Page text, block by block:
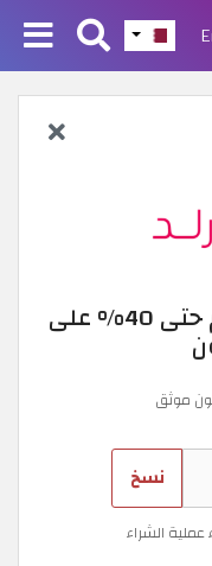
كوبون ممزورلد قطر: خصم حتى 40% على
موثق
نسخ
الشراء